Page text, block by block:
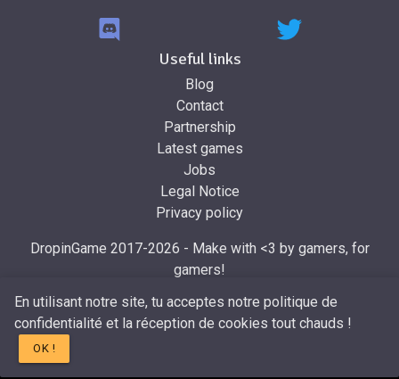
En utilisant notre site, tu acceptes notre politique de
confidentialité et la réception de cookies tout chauds !
OK !
Useful links
Blog
Contact
Partnership
Latest games
Jobs
Legal Notice
Privacy policy
DropinGame 2017-2026 - Make with <3 by gamers, for
gamers!